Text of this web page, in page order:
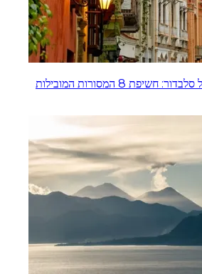
8 המסורות המובילות